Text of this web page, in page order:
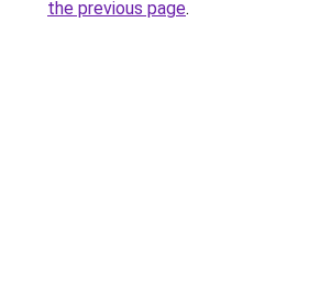
the previous page.